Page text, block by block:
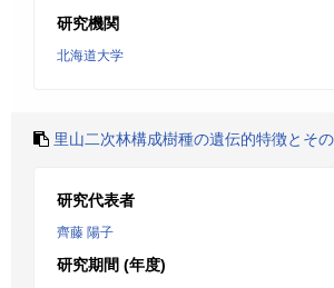
研究機関
北海道大学
里山二次林構成樹種の遺伝的特徴とそ
研究代表者
齊藤 陽子
研究期間 (年度)